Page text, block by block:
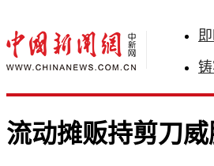
流动摊贩持剪刀